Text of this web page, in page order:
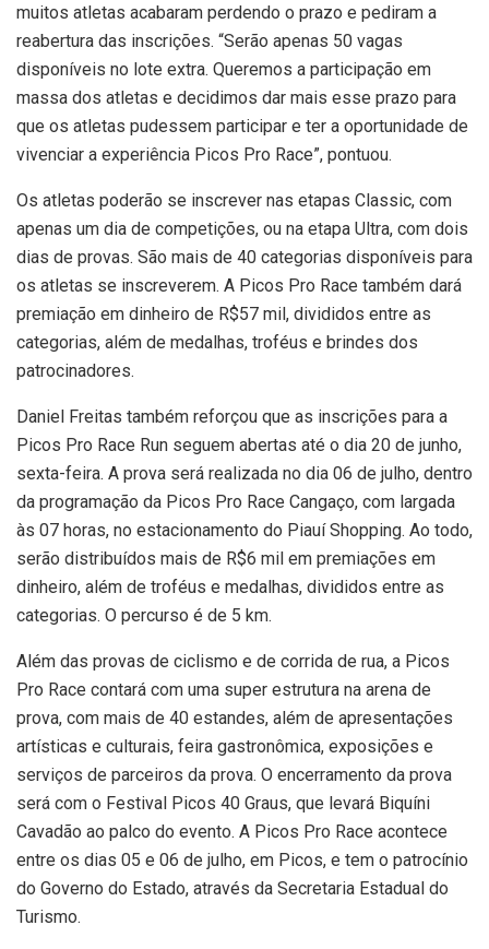
muitos atletas acabaram perdendo o prazo e pediram a
reabertura das inscrições. “Serão apenas 50 vagas
disponíveis no lote extra. Queremos a participação em
massa dos atletas e decidimos dar mais esse prazo para
que os atletas pudessem participar e ter a oportunidade de
vivenciar a experiência Picos Pro Race”, pontuou.
Os atletas poderão se inscrever nas etapas Classic, com
apenas um dia de competições, ou na etapa Ultra, com dois
dias de provas. São mais de 40 categorias disponíveis para
os atletas se inscreverem. A Picos Pro Race também dará
premiação em dinheiro de R$57 mil, divididos entre as
categorias, além de medalhas, troféus e brindes dos
patrocinadores.
Daniel Freitas também reforçou que as inscrições para a
Picos Pro Race Run seguem abertas até o dia 20 de junho,
sexta-feira. A prova será realizada no dia 06 de julho, dentro
da programação da Picos Pro Race Cangaço, com largada
às 07 horas, no estacionamento do Piauí Shopping. Ao todo,
serão distribuídos mais de R$6 mil em premiações em
dinheiro, além de troféus e medalhas, divididos entre as
categorias. O percurso é de 5 km.
Além das provas de ciclismo e de corrida de rua, a Picos
Pro Race contará com uma super estrutura na arena de
prova, com mais de 40 estandes, além de apresentações
artísticas e culturais, feira gastronômica, exposições e
serviços de parceiros da prova. O encerramento da prova
será com o Festival Picos 40 Graus, que levará Biquíni
Cavadão ao palco do evento. A Picos Pro Race acontece
entre os dias 05 e 06 de julho, em Picos, e tem o patrocínio
do Governo do Estado, através da Secretaria Estadual do
Turismo.